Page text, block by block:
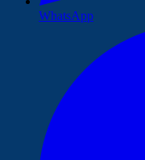
WhatsApp